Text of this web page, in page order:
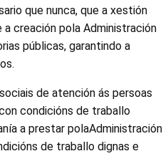
que nunca, que a xestión
creación pola Administración
públicas, garantindo a
de atención ás persoas
condicións de traballo
a prestar polaAdministración
de traballo dignas e